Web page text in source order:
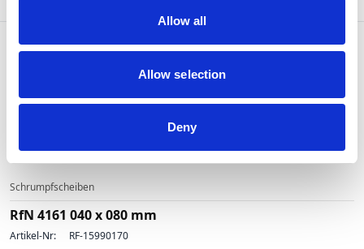
Allow all
Allow selection
Deny
Schrumpfscheiben
RfN 4161 040 x 080 mm
Artikel-Nr: RF-15990170